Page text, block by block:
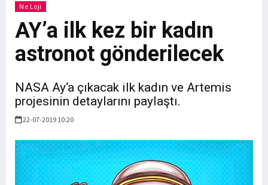
Ne Loji
AY’a ilk kez bir kadın
astronot gönderilecek
NASA Ay‘a çıkacak ilk kadın ve Artemis
projesinin detaylarını paylaştı.
22-07-2019 10:20